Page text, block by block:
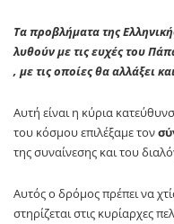
Τα προβλήματα της
λυθούν με τις ευχές του
, με τις οποίες θα αλλάξει
Αυτή είναι η κύρια
του κόσμου επιλέξαμε τον
της συναίνεσης και του
Αυτός ο δρόμος πρέπει να
στηρίζεται στις κυρίαρχες